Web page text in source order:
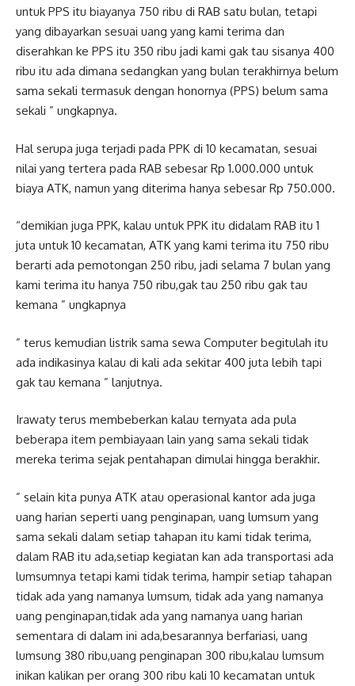
untuk PPS itu biayanya 750 ribu di RAB satu bulan, tetapi
yang dibayarkan sesuai uang yang kami terima dan
diserahkan ke PPS itu 350 ribu jadi kami gak tau sisanya 400
ribu itu ada dimana sedangkan yang bulan terakhirnya belum
sama sekali termasuk dengan honornya (PPS) belum sama
sekali ” ungkapnya.
Hal serupa juga terjadi pada PPK di 10 kecamatan, sesuai
nilai yang tertera pada RAB sebesar Rp 1.000.000 untuk
biaya ATK, namun yang diterima hanya sebesar Rp 750.000.
“demikian juga PPK, kalau untuk PPK itu didalam RAB itu 1
juta untuk 10 kecamatan, ATK yang kami terima itu 750 ribu
berarti ada pemotongan 250 ribu, jadi selama 7 bulan yang
kami terima itu hanya 750 ribu,gak tau 250 ribu gak tau
kemana ” ungkapnya
” terus kemudian listrik sama sewa Computer begitulah itu
ada indikasinya kalau di kali ada sekitar 400 juta lebih tapi
gak tau kemana ” lanjutnya.
Irawaty terus membeberkan kalau ternyata ada pula
beberapa item pembiayaan lain yang sama sekali tidak
mereka terima sejak pentahapan dimulai hingga berakhir.
” selain kita punya ATK atau operasional kantor ada juga
uang harian seperti uang penginapan, uang lumsum yang
sama sekali dalam setiap tahapan itu kami tidak terima,
dalam RAB itu ada,setiap kegiatan kan ada transportasi ada
lumsumnya tetapi kami tidak terima, hampir setiap tahapan
tidak ada yang namanya lumsum, tidak ada yang namanya
uang penginapan,tidak ada yang namanya uang harian
sementara di dalam ini ada,besarannya berfariasi, uang
lumsung 380 ribu,uang penginapan 300 ribu,kalau lumsum
inikan kalikan per orang 300 ribu kali 10 kecamatan untuk